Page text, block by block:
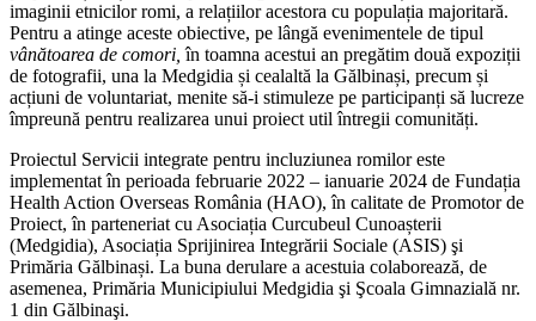
imaginii etnicilor romi, a relațiilor acestora cu populația majoritară.
Pentru a atinge aceste obiective, pe lângă evenimentele de tipul
vânătoarea de comori,în toamna acestui an pregătim două expoziții
de fotografii, una la Medgidia și cealaltă la Gălbinași, precum și
acțiuni de voluntariat, menite să-i stimuleze pe participanți să lucreze
împreună pentru realizarea unui proiect util întregii comunități.
Proiectul Servicii integrate pentru incluziunea romilor este
implementat în perioada februarie 2022 – ianuarie 2024 de Fundația
Health Action Overseas România (HAO), în calitate de Promotor de
Proiect, în parteneriat cu Asociația Curcubeul Cunoașterii
(Medgidia), Asociația Sprijinirea Integrării Sociale (ASIS) şi
Primăria Gălbinași. La buna derulare a acestuia colaborează, de
asemenea, Primăria Municipiului Medgidia şi Şcoala Gimnazială nr.
1 din Gălbinaşi.